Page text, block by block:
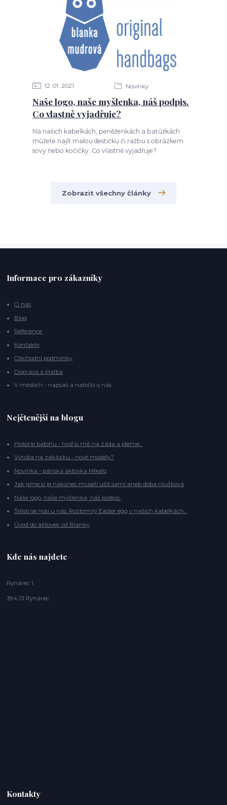
12 01 2021 Novinky
Naše logo, naše myšlenka, náš podpis.
Co vlastně vyjadřuje?
Na našich kabelkách, peněženkách a batůžkách
můžete najít malou destičku či ražbu s obrázkem
sovy nebo kočičky. Co vlastně vyjadřuje?
Zobrazit všechny články
Informace pro zákazníky
O nás
Blog
Reference
Kontakty
Obchodní podmínky
Doprava a platba
V médiích - napsali a natočili o nás
Nejčtenější na blogu
Historie batohu - hoď si mě na záda a jdeme...
Výroba na zakázku - nové modely?
Novinka - pánská aktovka Mikelo
Jak jsme si je nakonec museli ušít sami aneb doba roušková
Naše logo, naše myšlenka, náš podpis.
Štěstí se nosí u nás. Roztomilý Easter egg v našich kabelkách...
Úvod do aktovek od Blanky
Kde nás najdete
Rynárec 1
394 01 Rynárec
Kontakty